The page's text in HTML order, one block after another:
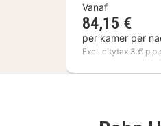
Vanaf
84,15 €
per kamer per
Excl. citytax 3 €